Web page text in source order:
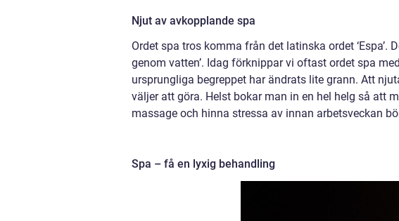
Njut av avkopplande spa
Ordet spa tros komma från det latinska ordet ‘Espa’.
genom vatten’. Idag förknippar vi oftast ordet spa
ursprungliga begreppet har ändrats lite grann. Att
väljer att göra. Helst bokar man in en hel helg så att
massage och hinna stressa av innan arbetsveckan
Spa – få en lyxig behandling